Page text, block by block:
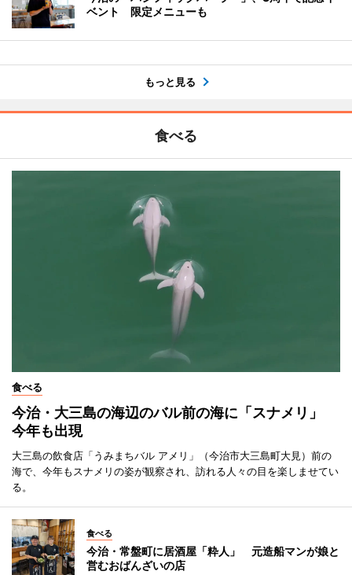
ベント 限定メニューも
もっと見る
食べる
食べる
今治・大三島の海辺のバル前の海に「スナメリ」
今年も出現
大三島の飲食店「うみまちバル アメリ」（今治市大三島町大見）前の
海で、今年もスナメリの姿が観察され、訪れる人々の目を楽しませてい
る。
食べる
今治・常盤町に居酒屋「粋人」 元造船マンが娘と
営むおばんざいの店